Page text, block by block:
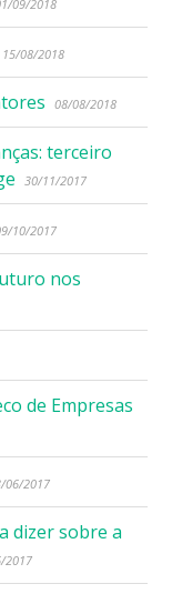
09/2018
15/08/2018
08/08/2018
terceiro
30/11/2017
10/2017
nos
de Empresas
06/2017
dizer sobre a
2017